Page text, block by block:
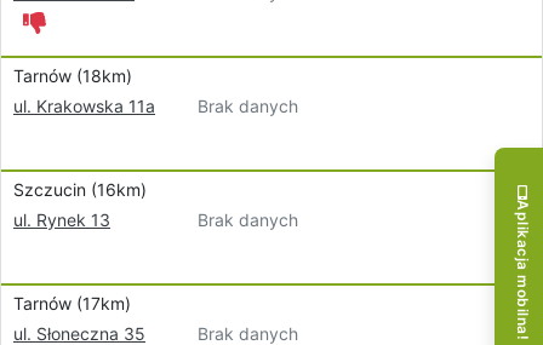
Tarnów (18km)
ul. Krakowska 11a
Brak danych
Szczucin (16km)
ul. Rynek 13
Brak danych
Tarnów (17km)
ul. Słoneczna 35
Brak danych Aplikacja mobilna!